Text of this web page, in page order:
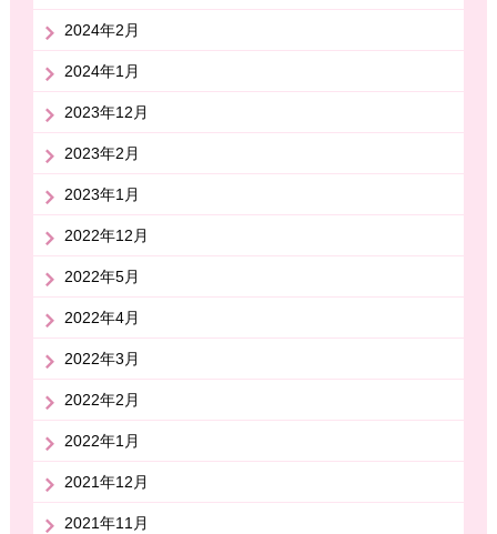
2024年2月
2024年1月
2023年12月
2023年2月
2023年1月
2022年12月
2022年5月
2022年4月
2022年3月
2022年2月
2022年1月
2021年12月
2021年11月